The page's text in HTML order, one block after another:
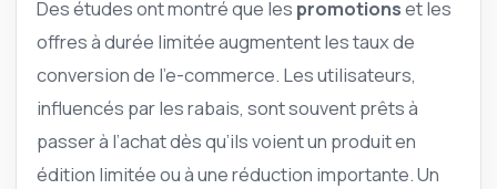
Des études ont montré que les promotionset les
offres à durée limitée augmentent les taux de
conversion de l’e-commerce. Les utilisateurs,
influencés par les rabais, sont souvent prêts à
passer à l’achat dès qu’ils voient un produit en
édition limitée ou à une réduction importante. Un